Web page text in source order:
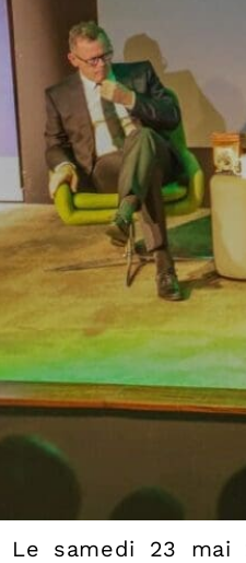
Le samedi 23 mai